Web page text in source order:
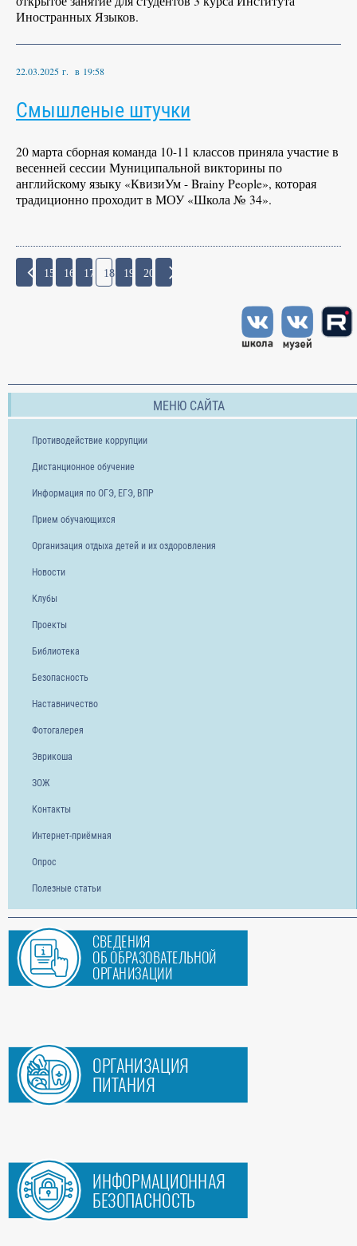
Иностранных Языков.
22.03.2025 г. в 19:58
Смышленые штучки
20 марта сборная команда 10-11 классов приняла участие в
весенней сессии Муниципальной викторины по
английскому языку «КвизиУм - Brainy People», которая
традиционно проходит в МОУ «Школа № 34».
15 16 17 18 19 20
МЕНЮ САЙТА
Противодействие коррупции
Дистанционное обучение
Информация по ОГЭ, ЕГЭ, ВПР
Прием обучающихся
Организация отдыха детей и их оздоровления
Новости
Клубы
Проекты
Библиотека
Безопасность
Наставничество
Фотогалерея
Эврикоша
ЗОЖ
Контакты
Интернет-приёмная
Опрос
Полезные статьи